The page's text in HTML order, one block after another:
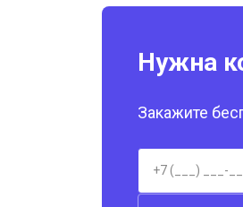
Нужна
Закажите